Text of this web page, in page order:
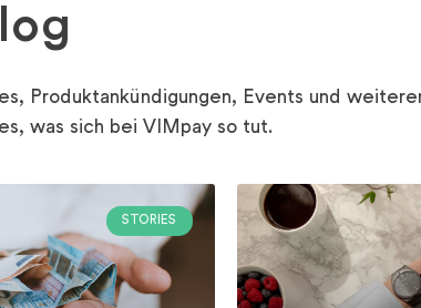
Produktankündigungen, Events und
was sich bei VIMpay so tut.
STORIES